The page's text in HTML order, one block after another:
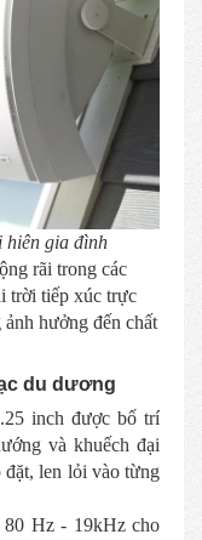
hiên gia đình
rãi trong các
trời tiếp xúc trực
hưởng đến chất
du dương
inch được bố trí
và khuếch đại
đặt, len lỏi vào từng
80 Hz - 19kHz cho